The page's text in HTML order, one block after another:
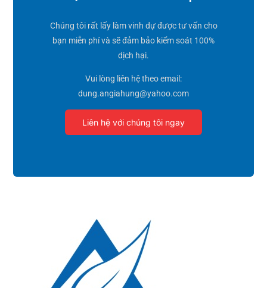
Chúng tôi rất lấy làm vinh dự được tư vấn cho
bạn miễn phí và sẽ đảm bảo kiểm soát 100%
dịch hại.
Vui lòng liên hệ theo email:
dung.angiahung@yahoo.com
Liên hệ với chúng tôi ngay